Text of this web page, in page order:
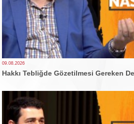
09.08.2026
Hakkı Tebliğde Gözetilmesi Gereken